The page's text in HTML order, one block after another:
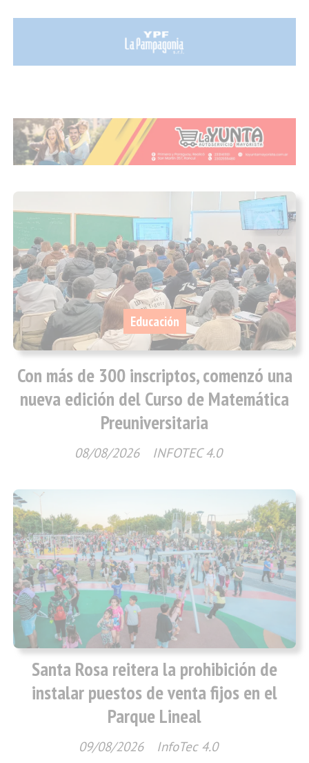
Con más de 300 inscriptos, comenzó una
nueva edición del Curso de Matemática
Preuniversitaria
INFOTEC 4.0
Educación
08/08/2026
Santa Rosa reitera la prohibición de
instalar puestos de venta fijos en el
Parque Lineal
InfoTec 4.0
09/08/2026